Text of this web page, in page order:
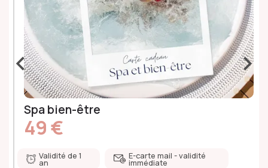
Spa bien-être
49 €
Validité de 1
an
E-carte mail - validité
immédiate
‹ ›